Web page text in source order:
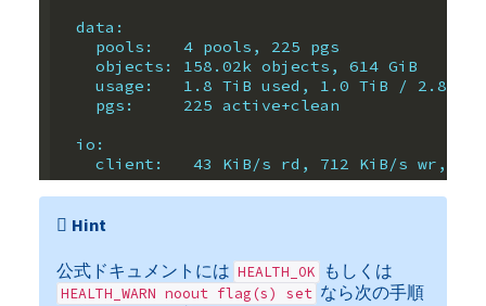
  data:
    pools:   4 pools, 225 pgs
    objects: 158.02k objects, 614 GiB
usage:   1.8 TiB used, 1.0 TiB / 2.8
    pgs:     225 active+clean
  io:
client:   43 KiB/s rd, 712 KiB/s wr, 0
Hint
公式ドキュメントには HEALTH_OK もしくは
HEALTH_WARN noout flag(s) set なら次の手順